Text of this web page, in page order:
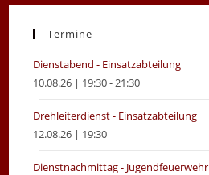
new
new
Termine
Dienstabend - Einsatzabteilung
10.08.26 | 19:30 - 21:30
Drehleiterdienst - Einsatzabteilung
12.08.26 | 19:30
Dienstnachmittag - Jugendfeuerwehr